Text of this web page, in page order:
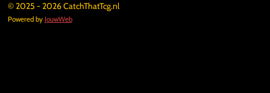
© 2025 - 2026 CatchThatTcg.nl
Powered by JouwWeb